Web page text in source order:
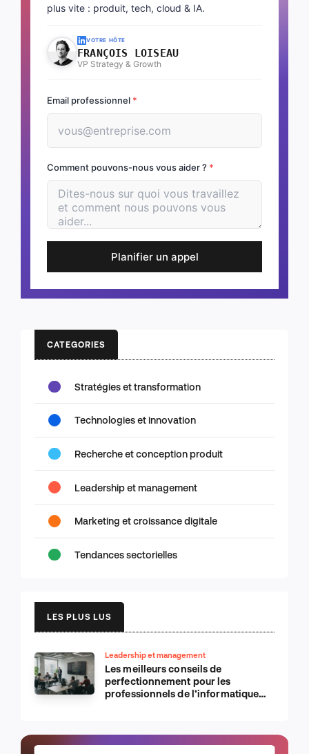
plus vite : produit, tech, cloud & IA.
VOTRE HÔTE
FRANÇOIS LOISEAU
VP Strategy & Growth
Email professionnel *
Comment pouvons-nous vous aider ? *
Planifier un appel
CATEGORIES
Stratégies et transformation
Technologies et innovation
Recherche et conception produit
Leadership et management
Marketing et croissance digitale
Tendances sectorielles
LES PLUS LUS
Leadership et management
Les meilleurs conseils de
perfectionnement pour les
professionnels de l’informatique